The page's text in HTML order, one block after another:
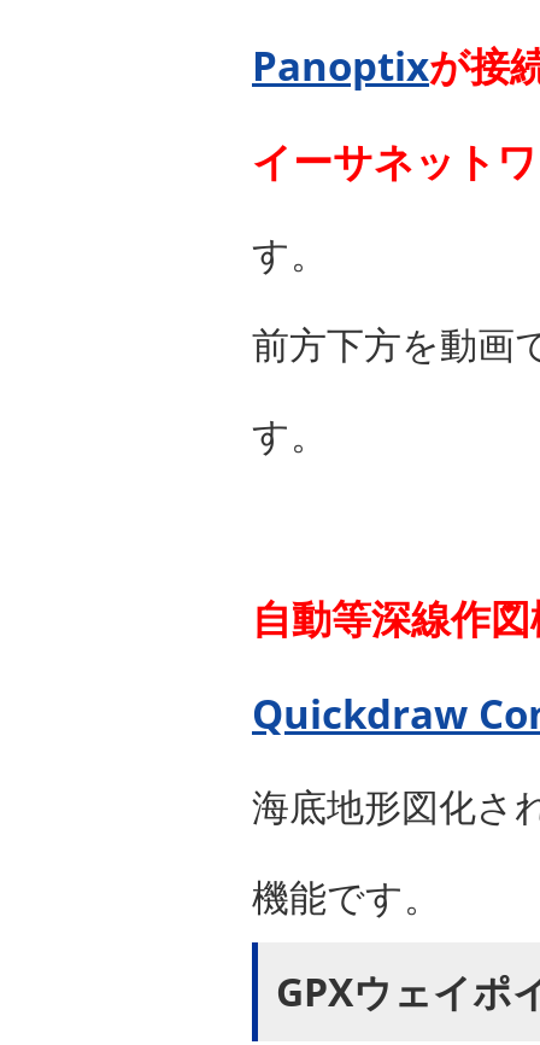
Panoptixが接
イーサネット
す。
前方下方を動画
す。
自動等深線作
Quickdraw
海底地形図化さ
機能です。
GPXウェイポ